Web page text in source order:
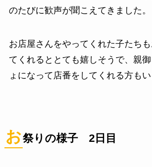
のたびに歓声が聞こえてきました。
お店屋さんをやってくれた子たち
てくれるととても嬉しそうで、親
ょになって店番をしてくれる方もい
お祭りの様子 2日目